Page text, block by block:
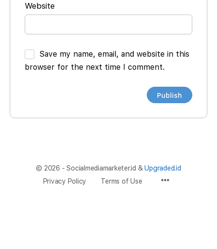
Website
Save my name, email, and website in this
browser for the next time I comment.
© 2026 - Socialmediamarketer.id &Upgraded.id
Privacy Policy
Terms of Use